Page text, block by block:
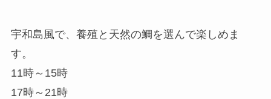
宇和島風で、養殖と天然の鯛を選んで楽しめま
す。
11時～15時
17時～21時